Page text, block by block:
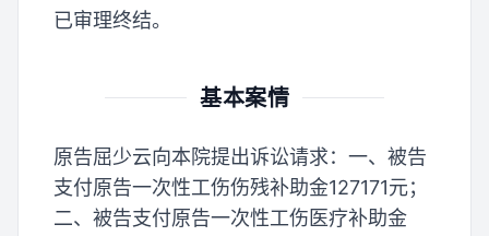
已审理终结。
基本案情
原告屈少云向本院提出诉讼请求：一、被告
支付原告一次性工伤伤残补助金127171元；
二、被告支付原告一次性工伤医疗补助金